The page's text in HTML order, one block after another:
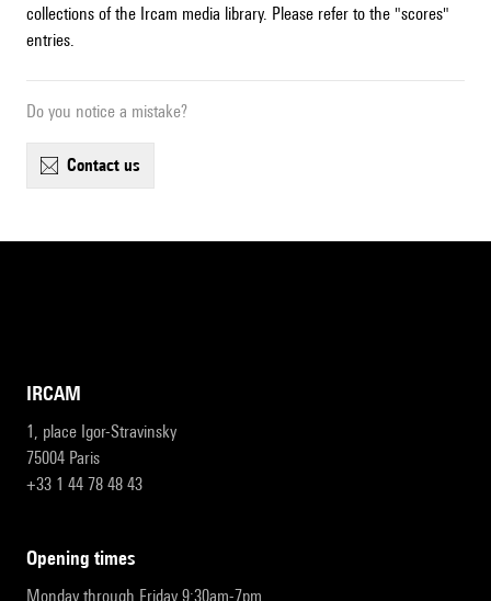
collections of the Ircam media library. Please refer to the "scores"
entries.
Do you notice a mistake?
contact us
IRCAM
1, place Igor-Stravinsky
75004 Paris
+33 1 44 78 48 43
opening times
Monday through Friday 9:30am-7pm